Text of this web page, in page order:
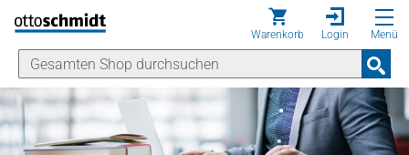
Direkt zum Inhalt
Warenkorb Login Menü